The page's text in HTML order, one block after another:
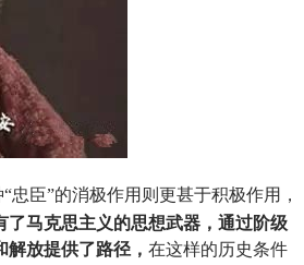
臣”的消极作用则更甚于积极作用，
了马克思主义的思想武器，通过阶级
放提供了路径， 在这样的历史条件